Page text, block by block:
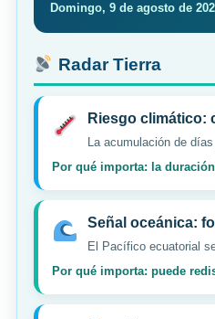
Domingo, 9 de agosto de
Radar Tierra
Riesgo climático:
La acumulación de
Por qué importa: la
Señal oceánica:
El Pacífico ecuatorial
Por qué importa: puede